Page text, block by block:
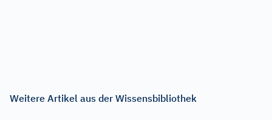
Weitere Artikel aus der Wissensbibliothek